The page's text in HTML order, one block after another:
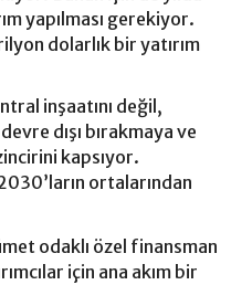
yapılması gerekiyor.
dolarlık bir yatırım
inşaatını değil,
dışı bırakmaya ve
kapsıyor.
ortalarından
odaklı özel finansman
için ana akım bir